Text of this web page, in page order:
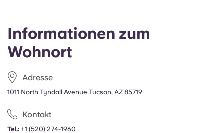
Informationen zum
Wohnort
Adresse
1011 North Tyndall Avenue Tucson, AZ 85719
Kontakt
Tel.: +1 (520) 274-1960